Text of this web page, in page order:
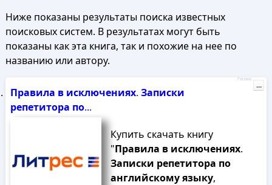
Ниже показаны результаты поиска известных
поисковых систем. В результатах могут быть
показаны как эта книга, так и похожие на нее по
названию или автору.
Правила в исключениях. Записки
репетитора по...
Купить скачать книгу
"Правила в исключениях.
Записки репетитора по
английскомуязыку,
Реклама
...